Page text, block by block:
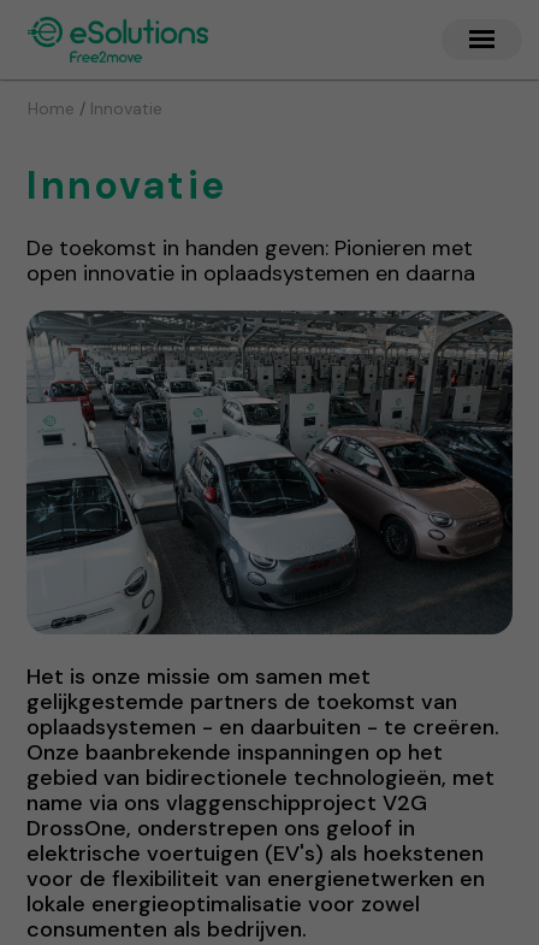
Home / Innovatie
Innovatie
De toekomst in handen geven: Pionieren met
open innovatie in oplaadsystemen en daarna
Het is onze missie om samen met
gelijkgestemde partners de toekomst van
oplaadsystemen - en daarbuiten - te creëren.
Onze baanbrekende inspanningen op het
gebied van bidirectionele technologieën, met
name via ons vlaggenschipproject V2G
DrossOne, onderstrepen ons geloof in
elektrische voertuigen (EV's) als hoekstenen
voor de flexibiliteit van energienetwerken en
lokale energieoptimalisatie voor zowel
consumenten als bedrijven.